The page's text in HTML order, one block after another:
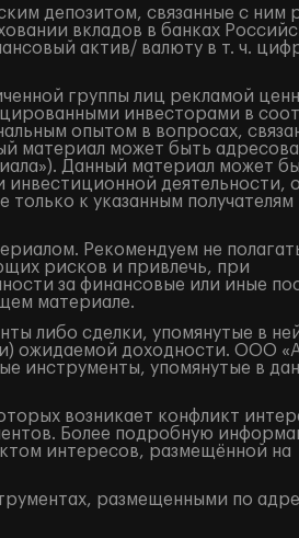
депозитом, связанные с ним
вкладов в банках
актив/ валюту в т. ч.
группы лиц рекламой
инвесторами в
опытом в вопросах,
материал может быть
Данный материал может
инвестиционной деятельности,
к указанным получателям
Рекомендуем не
рисков и привлечь, при
за финансовые или иные
материале.
либо сделки, упомянутые в
ожидаемой доходности. ООО
инструменты, упомянутые в
возникает конфликт
Более подробную
интересов, размещённой на
размещенными по